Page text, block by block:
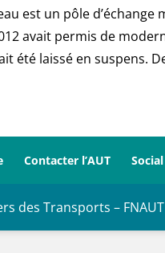
est un pôle
avait permis de
été laissé en suspens.
Contacter l’AUT Social
des Transports –